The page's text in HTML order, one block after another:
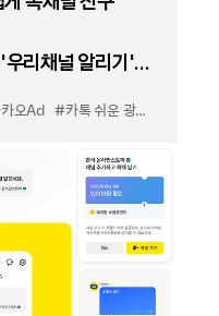
리채널 알리기'
오Ad #카톡 쉬운 광고